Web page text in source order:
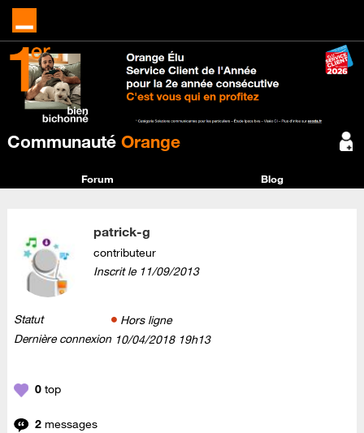
Communauté Orange
Forum Blog
patrick-g
contributeur
Inscrit le ‎11/09/2013
Statut
Hors ligne
Dernière connexion ‎10/04/2018 19h13
0 top
2 messages